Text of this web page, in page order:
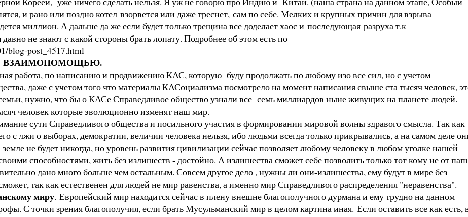
и рано или поздно котел взорвется или даже треснет, сам по себе. Мелких и крупных причин для взрыва
миллион. А дальше да же если будет только трещина все доделает хаос и последующая разруха т.к
не знают с какой стороны брать лопату. Подробнее об этом есть по
blog-post_4517.html
ЗА ВЗАИМОПОМОЩЬЮ.
работа, по написанию и продвижению КАС, которую буду продолжать по любому изо все сил, но с учетом
даже с учетом того что материалы КАСоциализма посмотрело на момент написания свыше ста тысяч человек,
нужно, что бы о КАСе Справедливое общество узнали все семь миллиардов ныне живущих на планете людей.
человек которые эволюционно изменят наш мир.
сути Справедливого общества и посильного участия в формировании мировой волны здравого смысла. Так как
с лжи о выборах, демократии, величии человека нельзя, ибо людьми всегда только прикрывались, а на самом деле
не будет никогда, но уровень развития цивилизации сейчас позволяет любому человеку в любом уголке нашей
способностями, жить без излишеств - достойно. А излишества сможет себе позволить только тот кому не от
дано много больше чем остальным. Совсем другое дело , нужны ли они-излишества, ему будут в мире без
так как естественен для людей не мир равенства, а именно мир Справедливого распределения "неравенства".
миру. Европейский мир находится сейчас в плену внешне благополучного дурмана и ему трудно на данном
С точки зрения благополучия, если брать Мусульманский мир в целом картина иная. Если оставить все как есть,